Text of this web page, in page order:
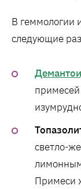
В геммологии
следующие
светло-
Примеси